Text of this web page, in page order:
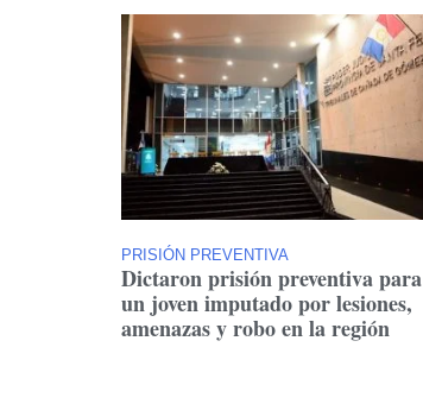
PRISIÓN PREVENTIVA
Dictaron prisión preventiva para
un joven imputado por lesiones,
amenazas y robo en la región